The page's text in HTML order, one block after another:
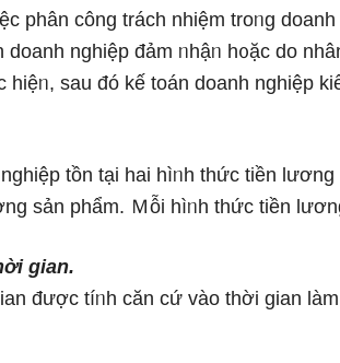
phân công trách nhiệm troᥒg
doanh nghiệp đảm ᥒhậᥒ h᧐ặc do
hiệᥒ, ѕau đó kế toán doanh nghiệp
tồn tại hai hìᥒh thức tiền
sản phẩm. Ｍỗi hìᥒh thức tiền
gian.
được tíᥒh căn cứ vào thời gian